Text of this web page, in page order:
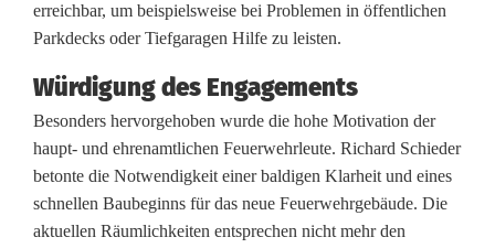
S
d
t
W
erreichbar, um beispielsweise bei Problemen in öffentlichen
Parkdecks oder Tiefgaragen Hilfe zu leisten.
Würdigung des Engagements
Besonders hervorgehoben wurde die hohe Motivation der
haupt- und ehrenamtlichen Feuerwehrleute. Richard Schieder
betonte die Notwendigkeit einer baldigen Klarheit und eines
schnellen Baubeginns für das neue Feuerwehrgebäude. Die
aktuellen Räumlichkeiten entsprechen nicht mehr den